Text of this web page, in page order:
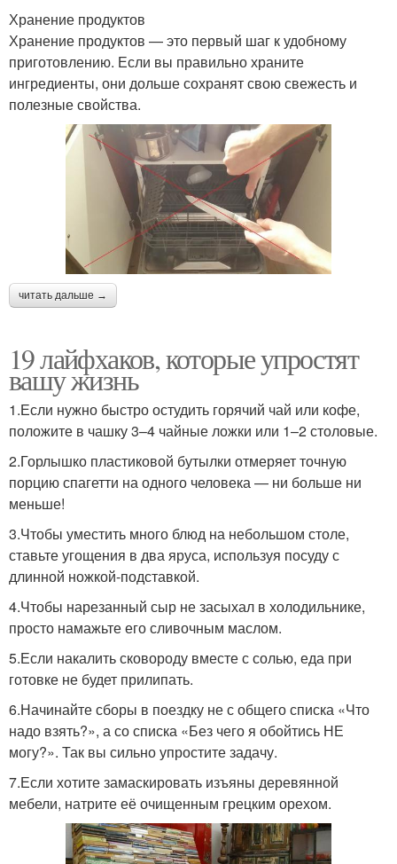
Хранение продуктов
Хранение продуктов — это первый шаг к удобному
приготовлению. Если вы правильно храните
ингредиенты, они дольше сохранят свою свежесть и
полезные свойства.
читать дальше →
19 лайфхаков, которые упростят
вашу жизнь
1.Если нужно быстро остудить горячий чай или кофе,
положите в чашку 3–4 чайные ложки или 1–2 столовые.
2.Горлышко пластиковой бутылки отмеряет точную
порцию спагетти на одного человека — ни больше ни
меньше!
3.Чтобы уместить много блюд на небольшом столе,
ставьте угощения в два яруса, используя посуду с
длинной ножкой-подставкой.
4.Чтобы нарезанный сыр не засыхал в холодильнике,
просто намажьте его сливочным маслом.
5.Если накалить сковороду вместе с солью, еда при
готовке не будет прилипать.
6.Начинайте сборы в поездку не с общего списка «Что
надо взять?», а со списка «Без чего я обойтись НЕ
могу?». Так вы сильно упростите задачу.
7.Если хотите замаскировать изъяны деревянной
мебели, натрите её очищенным грецким орехом.